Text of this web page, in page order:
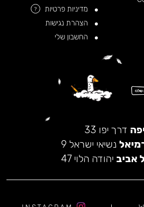
מדיניות פרטיות
?
הצהרת נגישות
החשבון שלי
דרך יפו 33
נשיאי ישראל 9
אביב יהודה הלוי 47